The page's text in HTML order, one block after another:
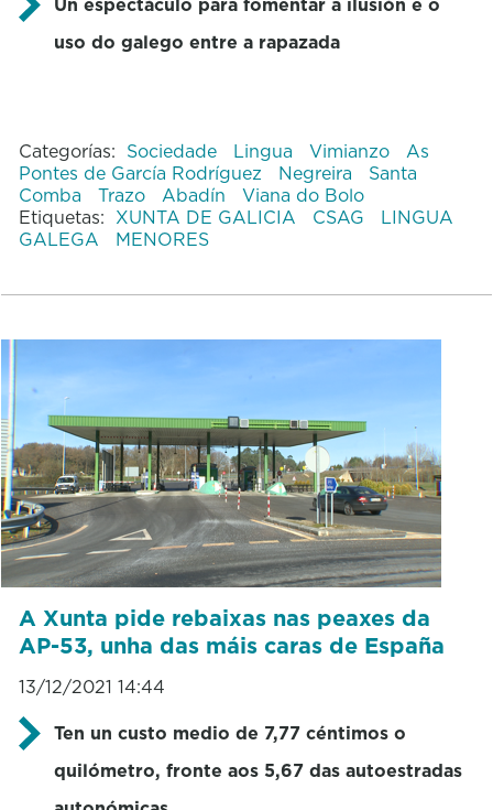
uso do galego entre a rapazada
Categorías: Sociedade Lingua Vimianzo
As
Pontes de García Rodríguez
Negreira
Santa
Comba
Trazo Abadín
Viana do Bolo
Etiquetas: XUNTA DE GALICIA CSAG
LINGUA
GALEGA
MENORES
A Xunta pide rebaixas nas peaxes da
AP-53, unha das máis caras de España
13/12/2021 14:44
Ten un custo medio de 7,77 céntimos o
quilómetro, fronte aos 5,67 das autoestradas